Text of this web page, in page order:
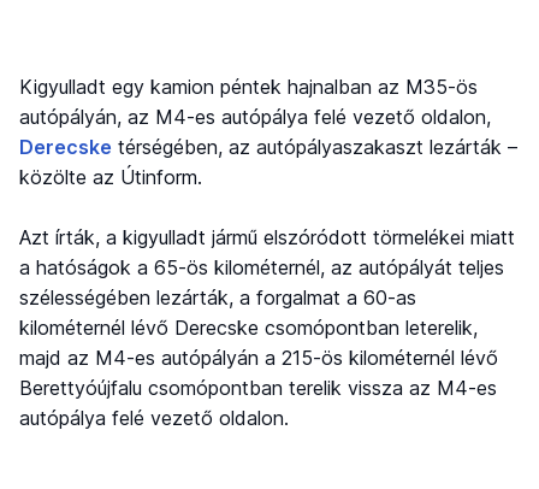
Kigyulladt egy kamion péntek hajnalban az M35-ös
autópályán, az M4-es autópálya felé vezető oldalon,
Derecske térségében, az autópályaszakaszt lezárták –
közölte az Útinform.
Azt írták, a kigyulladt jármű elszóródott törmelékei miatt
a hatóságok a 65-ös kilométernél, az autópályát teljes
szélességében lezárták, a forgalmat a 60-as
kilométernél lévő Derecske csomópontban leterelik,
majd az M4-es autópályán a 215-ös kilométernél lévő
Berettyóújfalu csomópontban terelik vissza az M4-es
autópálya felé vezető oldalon.